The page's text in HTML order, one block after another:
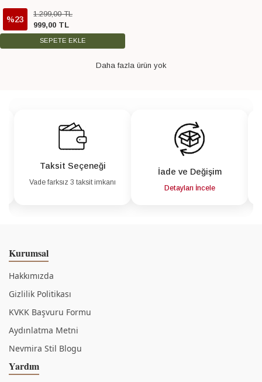
%23
1.299,00 TL
999,00 TL
SEPETE EKLE
Daha fazla ürün yok
Taksit Seçeneği
Vade farksız 3 taksit imkanı
İade ve Değişim
Detayları İncele
Kurumsal
Hakkımızda
Gizlilik Politikası
KVKK Başvuru Formu
Aydınlatma Metni
Nevmira Stil Blogu
Yardım